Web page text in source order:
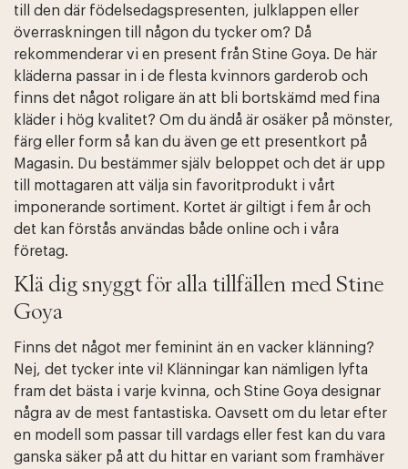
till den där födelsedagspresenten, julklappen eller
överraskningen till någon du tycker om? Då
rekommenderar vi en present från Stine Goya. De här
kläderna passar in i de flesta kvinnors garderob och
finns det något roligare än att bli bortskämd med fina
kläder i hög kvalitet? Om du ändå är osäker på mönster,
färg eller form så kan du även ge ett presentkort på
Magasin. Du bestämmer själv beloppet och det är upp
till mottagaren att välja sin favoritprodukt i vårt
imponerande sortiment. Kortet är giltigt i fem år och
det kan förstås användas både online och i våra
företag.
Klä dig snyggt för alla tillfällen med Stine
Goya
Finns det något mer feminint än en vacker klänning?
Nej, det tycker inte vi! Klänningar kan nämligen lyfta
fram det bästa i varje kvinna, och Stine Goya designar
några av de mest fantastiska. Oavsett om du letar efter
en modell som passar till vardags eller fest kan du vara
ganska säker på att du hittar en variant som framhäver